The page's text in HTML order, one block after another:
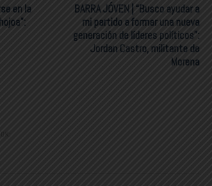
en la
BARRA JÓVEN | “Busco ayudar a
mi partido a formar una nueva
generación de líderes políticos”:
Jordan Castro, militante de
Morena